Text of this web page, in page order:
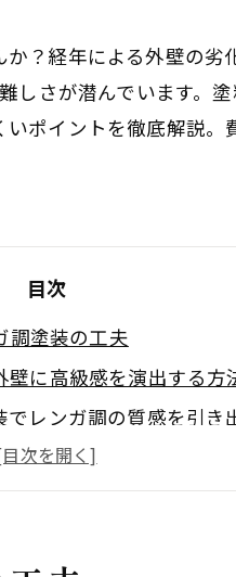
？経年による外壁の劣
さが潜んでいます。
ポイントを徹底解説
目次
調塗装の工夫
壁に高級感を演出する方
でレンガ調の質感を引き
レンガ風外壁のおしゃれ度
イントとデメリット対策